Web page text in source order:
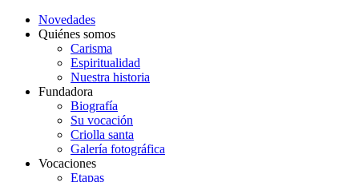
Novedades
Quiénes somos
Carisma
Espiritualidad
Nuestra historia
Fundadora
Biografía
Su vocación
Criolla santa
Galería fotográfica
Vocaciones
Etapas